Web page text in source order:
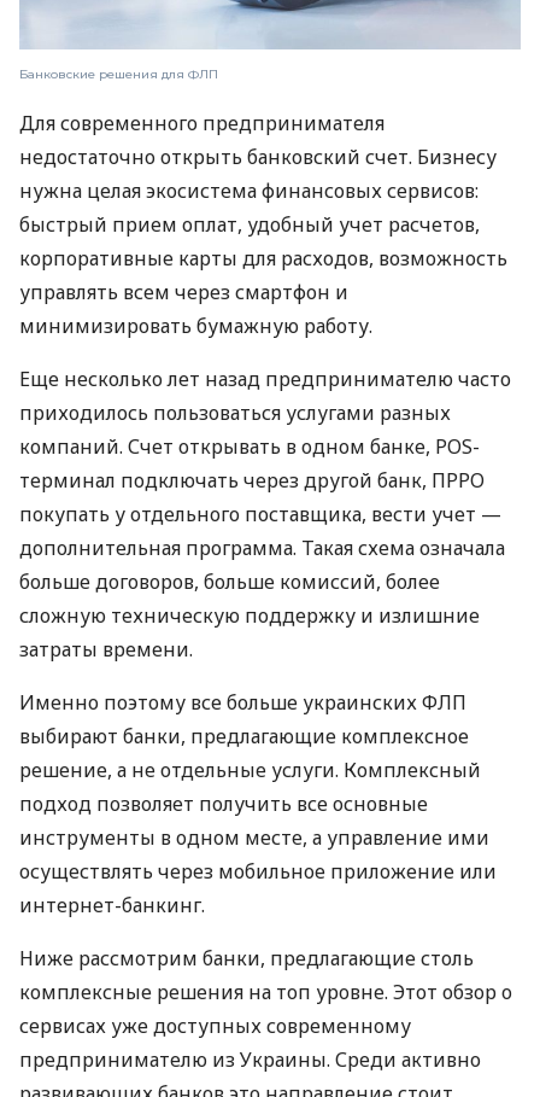
Банковские решения для ФЛП
Для современного предпринимателя
недостаточно открыть банковский счет. Бизнесу
нужна целая экосистема финансовых сервисов:
быстрый прием оплат, удобный учет расчетов,
корпоративные карты для расходов, возможность
управлять всем через смартфон и
минимизировать бумажную работу.
Еще несколько лет назад предпринимателю часто
приходилось пользоваться услугами разных
компаний. Счет открывать в одном банке, POS-
терминал подключать через другой банк, ПРРО
покупать у отдельного поставщика, вести учет —
дополнительная программа. Такая схема означала
больше договоров, больше комиссий, более
сложную техническую поддержку и излишние
затраты времени.
Именно поэтому все больше украинских ФЛП
выбирают банки, предлагающие комплексное
решение, а не отдельные услуги. Комплексный
подход позволяет получить все основные
инструменты в одном месте, а управление ими
осуществлять через мобильное приложение или
интернет-банкинг.
Ниже рассмотрим банки, предлагающие столь
комплексные решения на топ уровне. Этот обзор о
сервисах уже доступных современному
предпринимателю из Украины. Среди активно